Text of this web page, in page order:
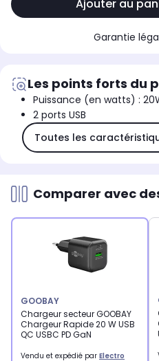
Ajouter au
Garantie
Les points forts du
Puissance (en watts) :
2 ports USB
Toutes les
Comparer avec
GOOBAY
Chargeur secteur GOOBAY
Chargeur Rapide 20 W USB
QC USBC PD GaN
Vendu et expédié par Electro